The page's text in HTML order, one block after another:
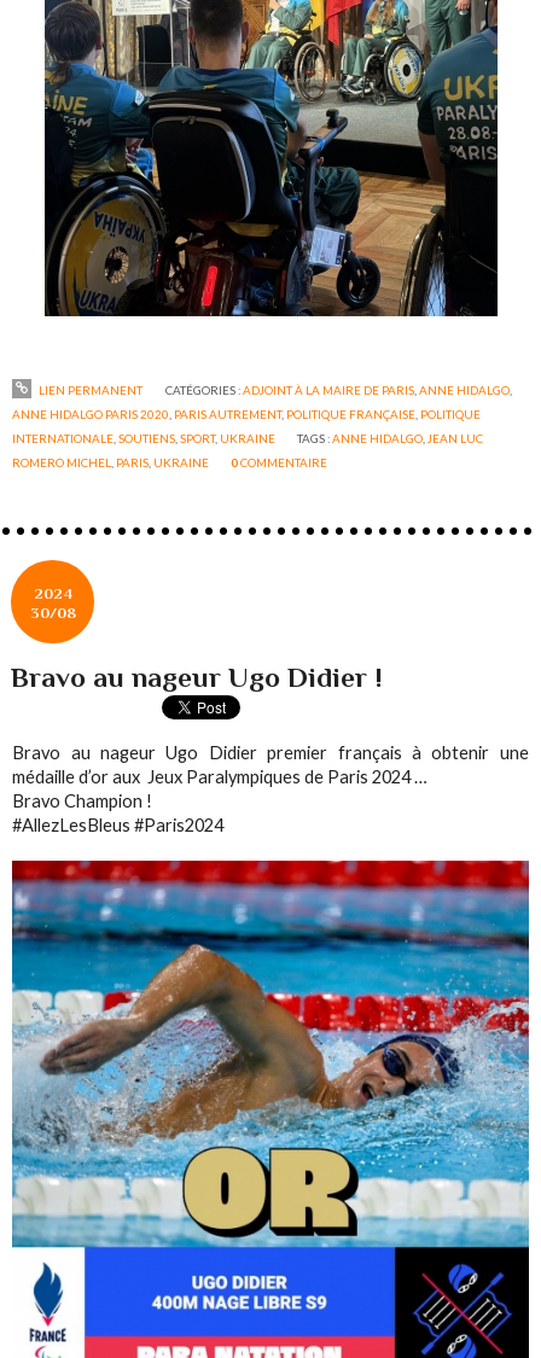
LIEN PERMANENT CATÉGORIES :ADJOINT À LA MAIRE DE PARIS, ANNE HIDALGO,
ANNE HIDALGO PARIS 2020 PARIS AUTREMENT, POLITIQUE FRANÇAISE POLITIQUE
INTERNATIONALE ,SOUTIENS ,SPORT, UKRAINE TAGS :ANNE HIDALGO JEAN LUC
ROMERO MICHEL
PARIS UKRAINE 0COMMENTAIRE
2024
30/08
Bravo au nageur Ugo Didier !
Bravo au nageur Ugo Didier premier français à obtenir une
médaille d’or aux Jeux Paralympiques de Paris 2024 …
Bravo Champion !
#AllezLesBleus #Paris2024